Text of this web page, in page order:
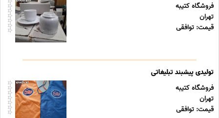
فروشگاه کتیبه
تهران
قیمت: توافقی
تولیدی پیشبند تبلیغاتی
فروشگاه کتیبه
تهران
قیمت: توافقی